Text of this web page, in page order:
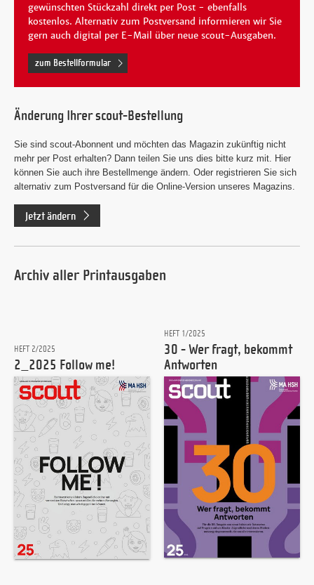
gewünschten Stückzahl direkt per Post - ebenfalls
kostenlos. Alternativ zum Postversand informieren wir Sie
gern auch digital per E-Mail über neue scout-Ausgaben.
zum Bestellformular
Änderung Ihrer scout-Bestellung
Sie sind scout-Abonnent und möchten das Magazin zukünftig nicht
mehr per Post erhalten? Dann teilen Sie uns dies bitte kurz mit. Hier
können Sie auch ihre Bestellmenge ändern. Oder registrieren Sie sich
alternativ zum Postversand für die Online-Version unseres Magazins.
Jetzt ändern
Archiv aller Printausgaben
HEFT 2/2025
2_2025 Follow me!
HEFT 1/2025
30 - Wer fragt, bekommt
Antworten